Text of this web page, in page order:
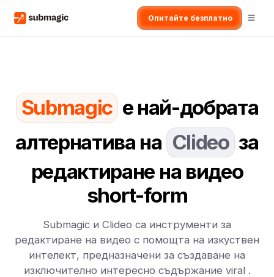
Опитайте безплатно
Submagic е най-добрата
алтернатива на Clideo за
редактиране на видео
short-form
Submagic и Clideo са инструменти за
редактиране на видео с помощта на изкуствен
интелект, предназначени за създаване на
изключително интересно съдържание viral .